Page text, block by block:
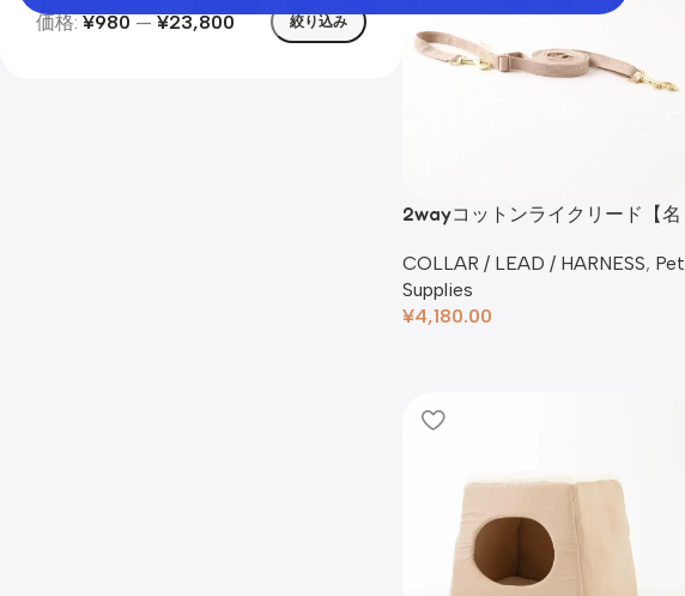
絞り込み
価格:¥980—¥23,800
2wayコットンライクリード【名
COLLAR / LEAD / HARNESS, Pet
Supplies
¥4,180.00